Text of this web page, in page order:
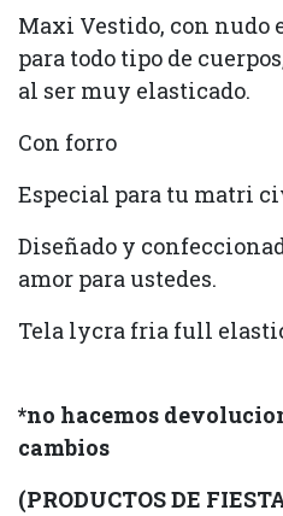
Maxi Vestido, con nudo
para todo tipo de
al ser muy elasticado.
Con forro
Especial para tu matri
Diseñado y
amor para ustedes.
Tela lycra fria full
*no hacemos
cambios
(PRODUCTOS DE